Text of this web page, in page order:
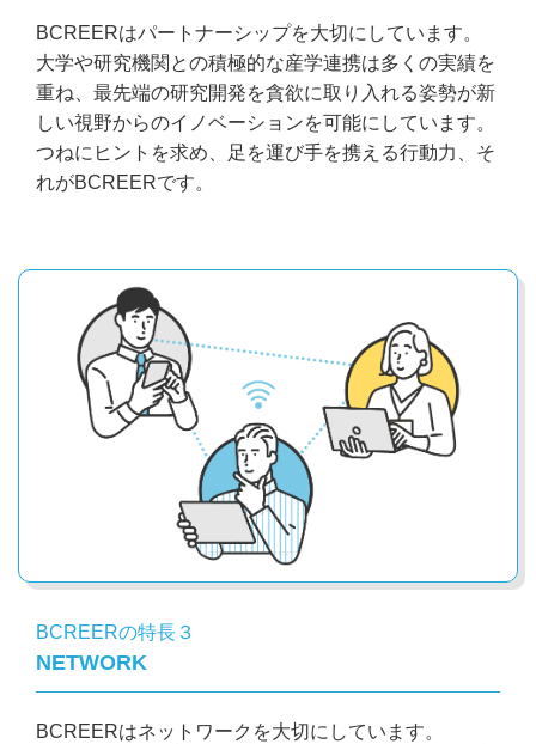
BCREERはパートナーシップを大切にしています。
大学や研究機関との積極的な産学連携は多くの実績を
重ね、最先端の研究開発を貪欲に取り入れる姿勢が新
しい視野からのイノベーションを可能にしています。
つねにヒントを求め、足を運び手を携える行動力、そ
れがBCREERです。
BCREERの特長３
NETWORK
BCREERはネットワークを大切にしています。